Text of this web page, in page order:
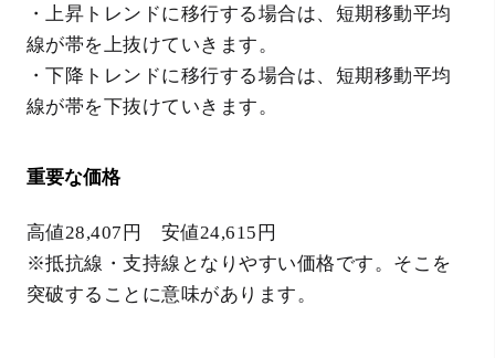
・上昇トレンドに移行する場合は、短期移動平均
線が帯を上抜けていきます。
・下降トレンドに移行する場合は、短期移動平均
線が帯を下抜けていきます。
重要な価格
高値28,407円 安値24,615円
※抵抗線・支持線となりやすい価格です。そこを
突破することに意味があります。